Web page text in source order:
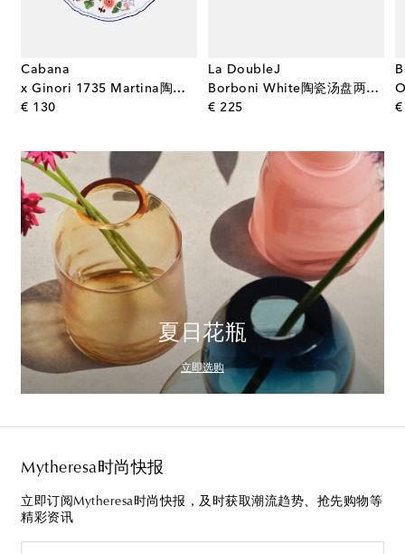
Cabana
x Ginori 1735 Martina陶瓷餐盘
€ 130original price
La DoubleJ
Borboni White陶瓷汤盘两件套
€ 225original price €
夏日花瓶
立即选购
Mytheresa时尚快报
立即订阅Mytheresa时尚快报，及时获取潮流趋势、抢先购物等
精彩资讯